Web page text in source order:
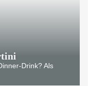
Drink? Als